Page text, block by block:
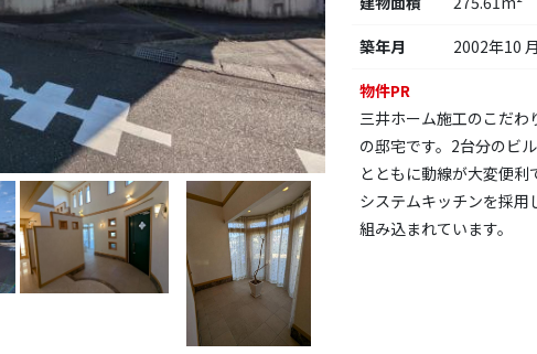
築年月
2002年10 月
物件PR
三井ホーム施工のこだわ
の邸宅です。2台分のビ
とともに動線が大変便利
システムキッチンを採用
組み込まれています。